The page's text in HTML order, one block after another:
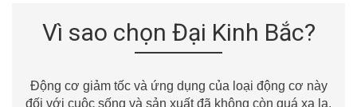
Vì sao chọn Đại Kinh Bắc?
Động cơ giảm tốc và ứng dụng của loại động cơ này
đối với cuộc sống và sản xuất đã không còn quá xa lạ.